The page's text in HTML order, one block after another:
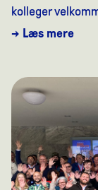
kolleger
→ Læs mere